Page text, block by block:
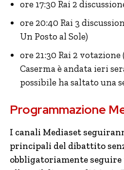
ore 17:30 Rai 2
ore 20:40 Rai 3
Un Posto al Sole)
ore 21:30 Rai 2
Caserma è andata ieri
possibile ha saltato una
Programmazione
I canali Mediaset
principali del dibattito
obbligatoriamente